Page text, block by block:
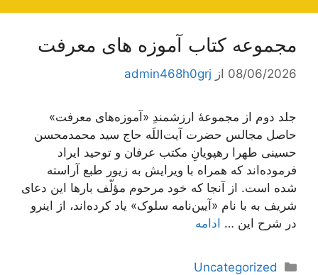
مجموعه کتاب آموزه های معرفت
08/06/2026 از admin468h0grj
جلد دوم از مجموعۀ ارزشمندِ «آموزه‌های معرفت»
حاصل مجالس حضرت آیت‌اللَه حاج سید محمدمحسن
حسینی طهرا رهپویانِ مکتب عرفان و توحید ایراد
فرموده‌اند که همراه با ویرایش به زیور طبع آراسته
شده است. از آنجا که خود مرحوم مؤلّف بارها این دعای
شریف به با نام «آیین‌نامه سلوک» یاد کرده‌اند، از اینرو
در شرح این … ادامه
دسته‌ها
Uncategorized